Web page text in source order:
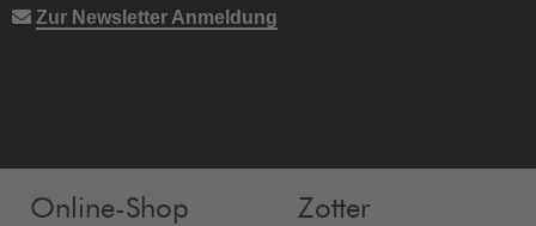
Zur Newsletter Anmeldung
Online-Shop
Zotter